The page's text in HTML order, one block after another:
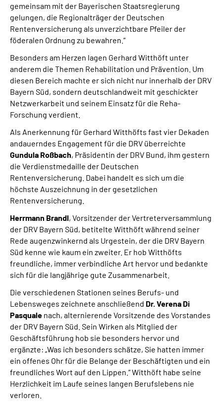
gemeinsam mit der Bayerischen Staatsregierung
gelungen, die Regionalträger der Deutschen
Rentenversicherung als unverzichtbare Pfeiler der
föderalen Ordnung zu bewahren.“
Besonders am Herzen lagen Gerhard Witthöft unter
anderem die Themen Rehabilitation und Prävention. Um
diesen Bereich machte er sich nicht nur innerhalb der DRV
Bayern Süd, sondern deutschlandweit mit geschickter
Netzwerkarbeit und seinem Einsatz für die Reha-
Forschung verdient.
Als Anerkennung für Gerhard Witthöfts fast vier Dekaden
andauerndes Engagement für die DRV überreichte
Gundula Roßbach, Präsidentin der DRV Bund, ihm gestern
die Verdienstmedaille der Deutschen
Rentenversicherung. Dabei handelt es sich um die
höchste Auszeichnung in der gesetzlichen
Rentenversicherung.
Herrmann Brandl, Vorsitzender der Vertreterversammlung
der DRV Bayern Süd, betitelte Witthöft während seiner
Rede augenzwinkernd als Urgestein, der die DRV Bayern
Süd kenne wie kaum ein zweiter. Er hob Witthöfts
freundliche, immer verbindliche Art hervor und bedankte
sich für die langjährige gute Zusammenarbeit.
Die verschiedenen Stationen seines Berufs- und
Lebensweges zeichnete anschließend Dr. Verena Di
Pasquale nach, alternierende Vorsitzende des Vorstandes
der DRV Bayern Süd. Sein Wirken als Mitglied der
Geschäftsführung hob sie besonders hervor und
ergänzte: „Was ich besonders schätze, Sie hatten immer
ein offenes Ohr für die Belange der Beschäftigten und ein
freundliches Wort auf den Lippen.“ Witthöft habe seine
Herzlichkeit im Laufe seines langen Berufslebens nie
verloren.